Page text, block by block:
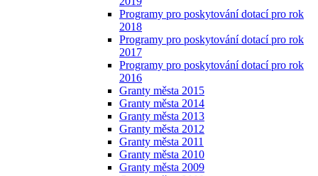
Programy pro poskytování dotací pro rok
2018
Programy pro poskytování dotací pro rok
2017
Programy pro poskytování dotací pro rok
2016
Granty města 2015
Granty města 2014
Granty města 2013
Granty města 2012
Granty města 2011
Granty města 2010
Granty města 2009